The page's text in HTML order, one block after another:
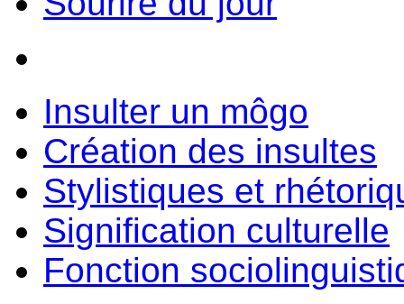
Insulter un môgo
Création des insultes
Stylistiques et
Signification culturelle
Fonction